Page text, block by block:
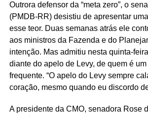
Outrora defensor da “meta zero”, o
(PMDB-RR) desistiu de apresentar
esse teor. Duas semanas atrás ele
aos ministros da Fazenda e do
intenção. Mas admitiu nesta quinta-
diante do apelo de Levy, de quem é
frequente. “O apelo do Levy sempre
coração, mesmo quando eu discordo
A presidente da CMO, senadora Rose